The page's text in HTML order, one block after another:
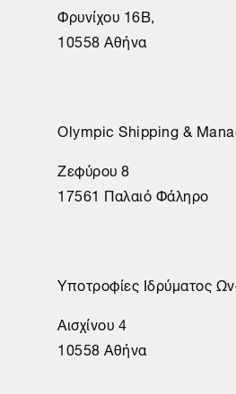
Φρυνίχου 16Β,
10558 Αθήνα
Olympic Shipping &
Ζεφύρου 8
17561 Παλαιό Φάληρο
Υποτροφίες Ιδρύματος
Αισχίνου 4
10558 Αθήνα